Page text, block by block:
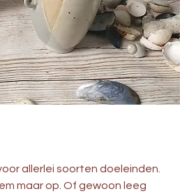
allerlei soorten doeleinden.
maar op. Of gewoon leeg